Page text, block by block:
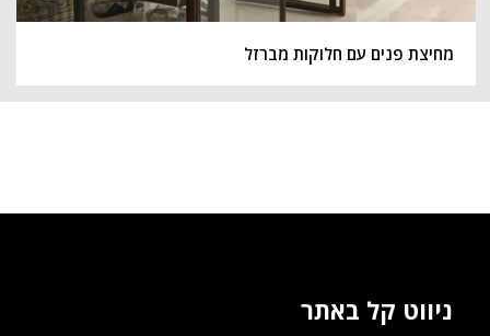
מחיצת פנים עם חלוקות מברזל
ניווט קל באתר